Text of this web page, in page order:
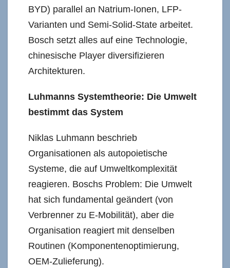
BYD) parallel an Natrium-Ionen, LFP-
Varianten und Semi-Solid-State arbeitet.
Bosch setzt alles auf eine Technologie,
chinesische Player diversifizieren
Architekturen.
Luhmanns Systemtheorie: Die Umwelt
bestimmt das System
Niklas Luhmann beschrieb
Organisationen als autopoietische
Systeme, die auf Umweltkomplexität
reagieren. Boschs Problem: Die Umwelt
hat sich fundamental geändert (von
Verbrenner zu E-Mobilität), aber die
Organisation reagiert mit denselben
Routinen (Komponentenoptimierung,
OEM-Zulieferung).